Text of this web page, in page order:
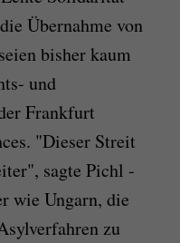
Übernahme von
bisher kaum
und
Frankfurt
"Dieser Streit
sagte Pichl -
wie Ungarn, die
zu